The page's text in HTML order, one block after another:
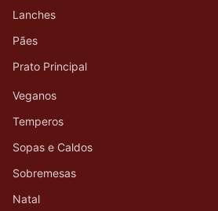
Lanches
Pães
Prato Principal
Veganos
Temperos
Sopas e Caldos
Sobremesas
Natal